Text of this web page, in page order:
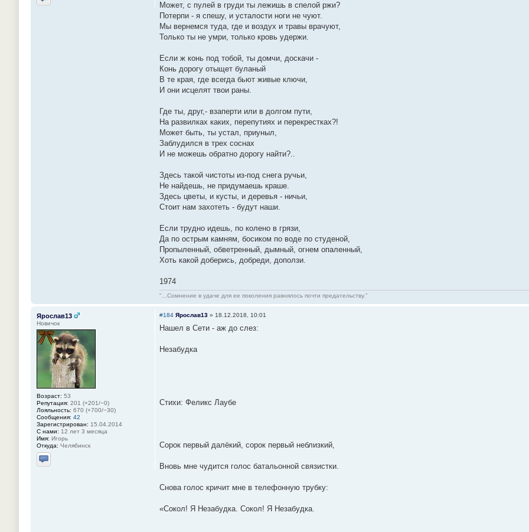
Отправить личное сообщениеМожет, с пулей в груди ты лежишь в спелой ржи?
Потерпи - я спешу, и усталости ноги не чуют.
Мы вернемся туда, где и воздух и травы врачуют,
Только ты не умри, только кровь удержи.
Если ж конь под тобой, ты домчи, доскачи -
Конь дорогу отыщет буланый
В те края, где всегда бьют живые ключи,
И они исцелят твои раны.
Где ты, друг,- взаперти или в долгом пути,
На развилках каких, перепутиях и перекрестках?!
Может быть, ты устал, приуныл,
Заблудился в трех соснах
И не можешь обратно дорогу найти?..
Здесь такой чистоты из-под снега ручьи,
Не найдешь, не придумаешь краше.
Здесь цветы, и кусты, и деревья - ничьи,
Стоит нам захотеть - будут наши.
Если трудно идешь, по колено в грязи,
Да по острым камням, босиком по воде по студеной,
Пропыленный, обветренный, дымный, огнем опаленный,
Хоть какой доберись, добреди, доползи.
1974
"...Сомнение в удаче для ее поколения равнялось почти предательству."
Ярослав13
Новичок
Возраст: 53
Репутация: 201 (+201/−0)
Лояльность: 670 (+700/−30)
Сообщения: 42
Зарегистрирован: 15.04.2014
С нами: 12 лет 3 месяца
Имя: Игорь
Откуда: Челябинск
Отправить личное сообщение
#184 Ярослав13 » 18.12.2018, 10:01
Нашел в Сети - аж до слез:
Незабудка
Стихи: Феликс Лаубе
Сорок первый далёкий, сорок первый неблизкий,
Вновь мне чудится голос батальонной связистки.
Снова голос кричит мне в телефонную трубку:
«Сокол! Я Незабудка. Сокол! Я Незабудка.